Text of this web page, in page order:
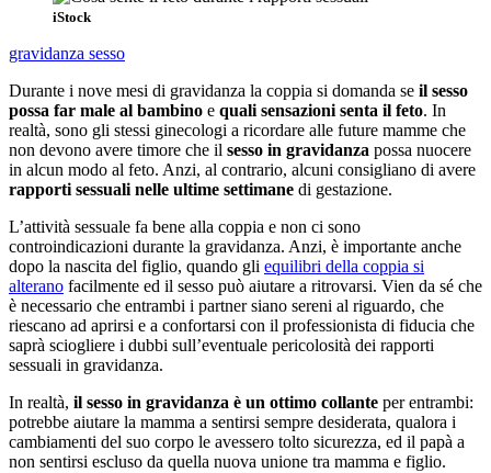
iStock
gravidanza sesso
Durante i nove mesi di gravidanza la coppia si domanda se il sesso
possa far male al bambino e quali sensazioni senta il feto. In
realtà, sono gli stessi ginecologi a ricordare alle future mamme che
non devono avere timore che il sesso in gravidanza possa nuocere
in alcun modo al feto. Anzi, al contrario, alcuni consigliano di avere
rapporti sessuali nelle ultime settimane di gestazione.
L’attività sessuale fa bene alla coppia e non ci sono
controindicazioni durante la gravidanza. Anzi, è importante anche
dopo la nascita del figlio, quando gli equilibri della coppia si
alterano facilmente ed il sesso può aiutare a ritrovarsi. Vien da sé che
è necessario che entrambi i partner siano sereni al riguardo, che
riescano ad aprirsi e a confortarsi con il professionista di fiducia che
saprà sciogliere i dubbi sull’eventuale pericolosità dei rapporti
sessuali in gravidanza.
In realtà, il sesso in gravidanza è un ottimo collante per entrambi:
potrebbe aiutare la mamma a sentirsi sempre desiderata, qualora i
cambiamenti del suo corpo le avessero tolto sicurezza, ed il papà a
non sentirsi escluso da quella nuova unione tra mamma e figlio.